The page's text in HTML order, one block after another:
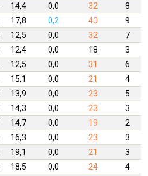
14,4 0,0 32
8
17,8 0,2 40
9
12,5 0,0 32
7
12,4 0,0 18 3
12,5 0,0 31 6
15,1 0,0 21 4
13,9 0,0 23 5
14,3 0,0 23
3
14,7 0,0 19
2
16,3 0,0 23 3
19,1 0,0 21 3
18,5 0,0 24
4